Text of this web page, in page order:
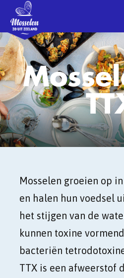
Mosselen groeien op
en halen hun voedsel
het stijgen van de
kunnen toxine
bacteriën
TTX is een afweerstof